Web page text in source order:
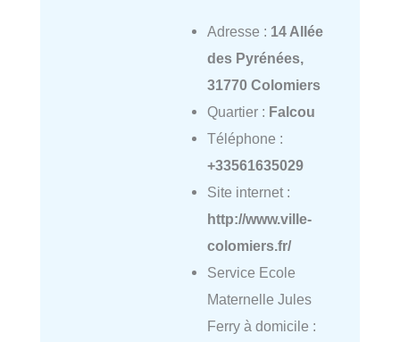
Adresse : 14 Allée
des Pyrénées,
31770 Colomiers
Quartier : Falcou
Téléphone :
+33561635029
Site internet :
http://www.ville-
colomiers.fr/
Service Ecole
Maternelle Jules
Ferry à domicile :